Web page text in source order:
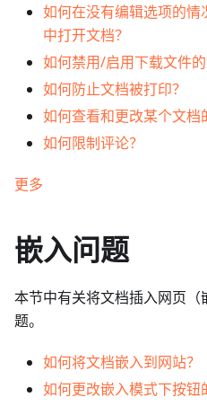
如何在没有编辑选项的情
中打开文档？
如何禁用/启用下载文件的
如何防止文档被打印？
如何查看和更改某个文档
如何限制评论？
更多
嵌入问题
本节中有关将文档插入网页（
题。
如何将文档嵌入到网站？
如何更改嵌入模式下按钮